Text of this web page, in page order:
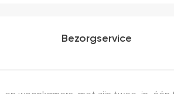
Bezorgservice